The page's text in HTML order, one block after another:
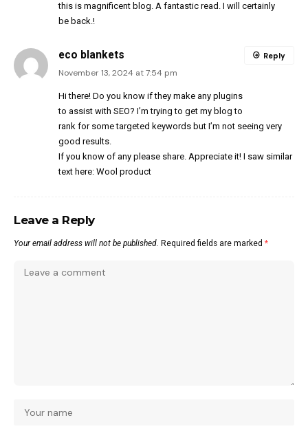
this is magnificent blog. A fantastic read. I will certainly
be back.!
eco blankets
November 13, 2024 at 7:54 pm
Hi there! Do you know if they make any plugins
to assist with SEO? I’m trying to get my blog to
rank for some targeted keywords but I’m not seeing very
good results.
If you know of any please share. Appreciate it! I saw similar
text here: Wool product
Reply
Leave a Reply
Your email address will not be published. Required fields are marked *